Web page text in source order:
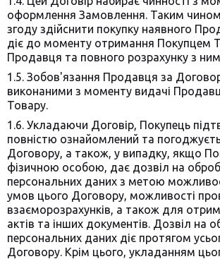
оформлення Замовлення. Таким
згоду здійснити покупку наявного
діє до моменту отримання Покупцем
Продавця та повного розрахунку з
1.5. Зобов'язання Продавця за
виконаними з моменту видачі
Товару.
1.6. Укладаючи Договір, Покупець
повністю ознайомлений та
Договору, а також, у випадку, якщо
фізичною особою, дає дозвіл на
персональних даних з метою
умов цього Договору, можливості
взаєморозрахунків, а також для
актів та інших документів. Дозвіл на
персональних даних діє протягом
Договору. Крім цього, укладанням